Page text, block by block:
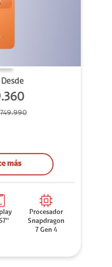
más
Procesador
Snapdragon
7 Gen 4